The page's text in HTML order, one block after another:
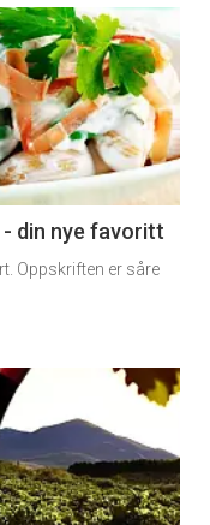
- din nye favoritt
Oppskriften er såre